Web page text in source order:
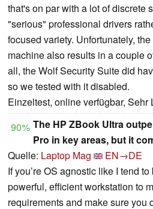
that's on par with a lot of discrete
"serious" professional drivers
focused variety. Unfortunately,
machine also results in a couple
all, the Wolf Security Suite did
so we tested with it disabled.
Einzeltest, online verfügbar,
90% The HP ZBook Ultra
Pro in key areas, but it
Quelle: Laptop Mag
EN→DE
If you’re OS agnostic like I tend
powerful, efficient workstation to
requirements and make sure you